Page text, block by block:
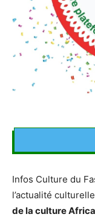
Infos Culture du
l’actualité
de la culture